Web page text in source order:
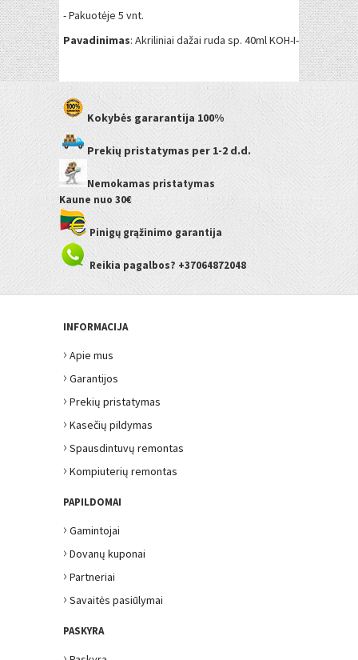
- Pakuotėje 5 vnt.
Pavadinimas: Akriliniai dažai ruda sp. 40ml KOH-I-NOOR įp.5
Kokybės gararantija 100%
Prekių pristatymas per 1-2 d.d.
Nemokamas pristatymas
Kaune nuo 30€
Pinigų grąžinimo garantija
Reikia pagalbos? +37064872048
INFORMACIJA
› Apie mus
› Garantijos
› Prekių pristatymas
› Kasečių pildymas
› Spausdintuvų remontas
› Kompiuterių remontas
PAPILDOMAI
› Gamintojai
› Dovanų kuponai
› Partneriai
› Savaitės pasiūlymai
PASKYRA